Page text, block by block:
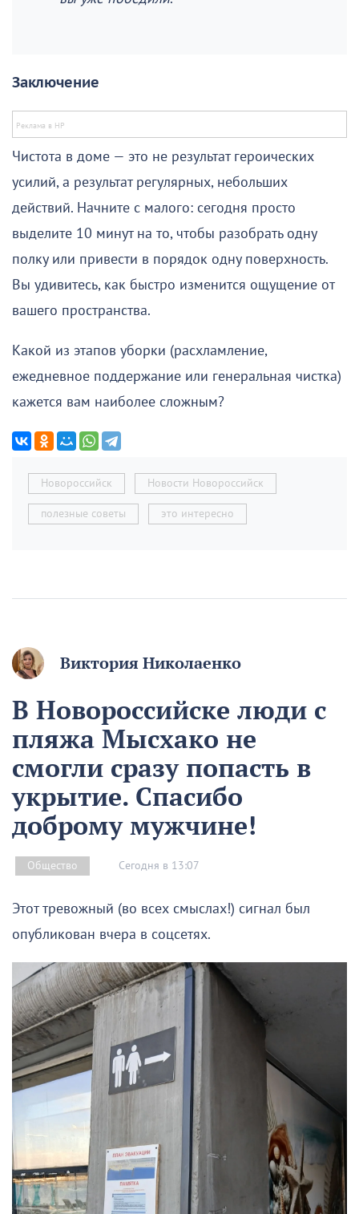
Заключение
Чистота в доме — это не результат героических
усилий, а результат регулярных, небольших
действий. Начните с малого: сегодня просто
выделите 10 минут на то, чтобы разобрать одну
полку или привести в порядок одну поверхность.
Вы удивитесь, как быстро изменится ощущение от
вашего пространства.
Какой из этапов уборки (расхламление,
ежедневное поддержание или генеральная чистка)
кажется вам наиболее сложным?
Новороссийск Новости Новороссийск
полезные советы это интересно
Виктория Николаенко
В Новороссийске люди с
пляжа Мысхако не
смогли сразу попасть в
укрытие. Спасибо
доброму мужчине!
Общество Сегодня в 13:07
Этот тревожный (во всех смыслах!) сигнал был
опубликован вчера в соцсетях.